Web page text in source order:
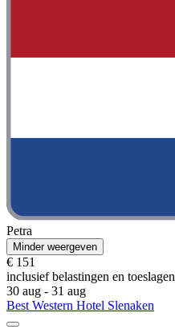
Petra
Minder weergeven
€ 151
inclusief belastingen en toeslagen
30 aug - 31 aug
Best Western Hotel Slenaken